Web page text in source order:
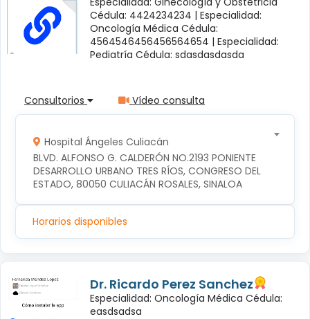
Cédula: 4424234234 | Especialidad:
Oncología Médica Cédula:
4564546456456564654 | Especialidad:
Pediatría Cédula: sdasdasdasda
Consultorios Vídeo consulta
Hospital Ángeles Culiacán
BLVD. ALFONSO G. CALDERÓN NO.2193 PONIENTE
DESARROLLO URBANO TRES RÍOS, CONGRESO DEL
ESTADO, 80050 CULIACÁN ROSALES, SINALOA
Horarios disponibles
Dr. Ricardo Perez Sanchez
Especialidad: Oncología Médica Cédula:
easdsadsa